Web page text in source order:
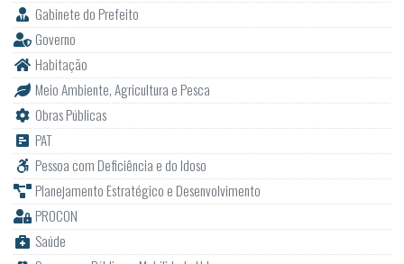
Gabinete do Prefeito
Governo
Habitação
Meio Ambiente, Agricultura e Pesca
Obras Públicas
PAT
Pessoa com Deficiência e do Idoso
Planejamento Estratégico e Desenvolvimento
PROCON
Saúde